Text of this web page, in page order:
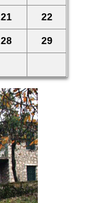
21 22
28 29